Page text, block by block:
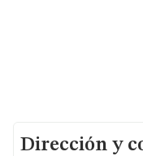
Dirección y